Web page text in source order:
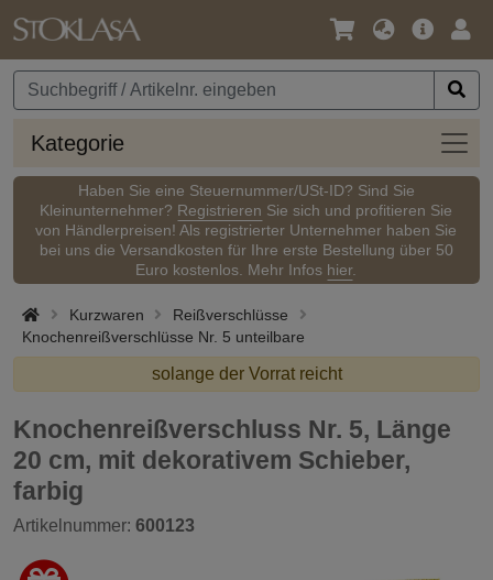
Sprache
Währung
Kategorie
Haben Sie eine Steuernummer/USt-ID? Sind Sie
Kleinunternehmer? Registrieren Sie sich und profitieren Sie
von Händlerpreisen! Als registrierter Unternehmer haben Sie
bei uns die Versandkosten für Ihre erste Bestellung über 50
Euro kostenlos. Mehr Infos hier.
Kurzwaren
Reißverschlüsse
Knochenreißverschlüsse Nr. 5 unteilbare
solange der Vorrat reicht
Knochenreißverschluss Nr. 5, Länge
20 cm, mit dekorativem Schieber,
farbig
Artikelnummer: 600123